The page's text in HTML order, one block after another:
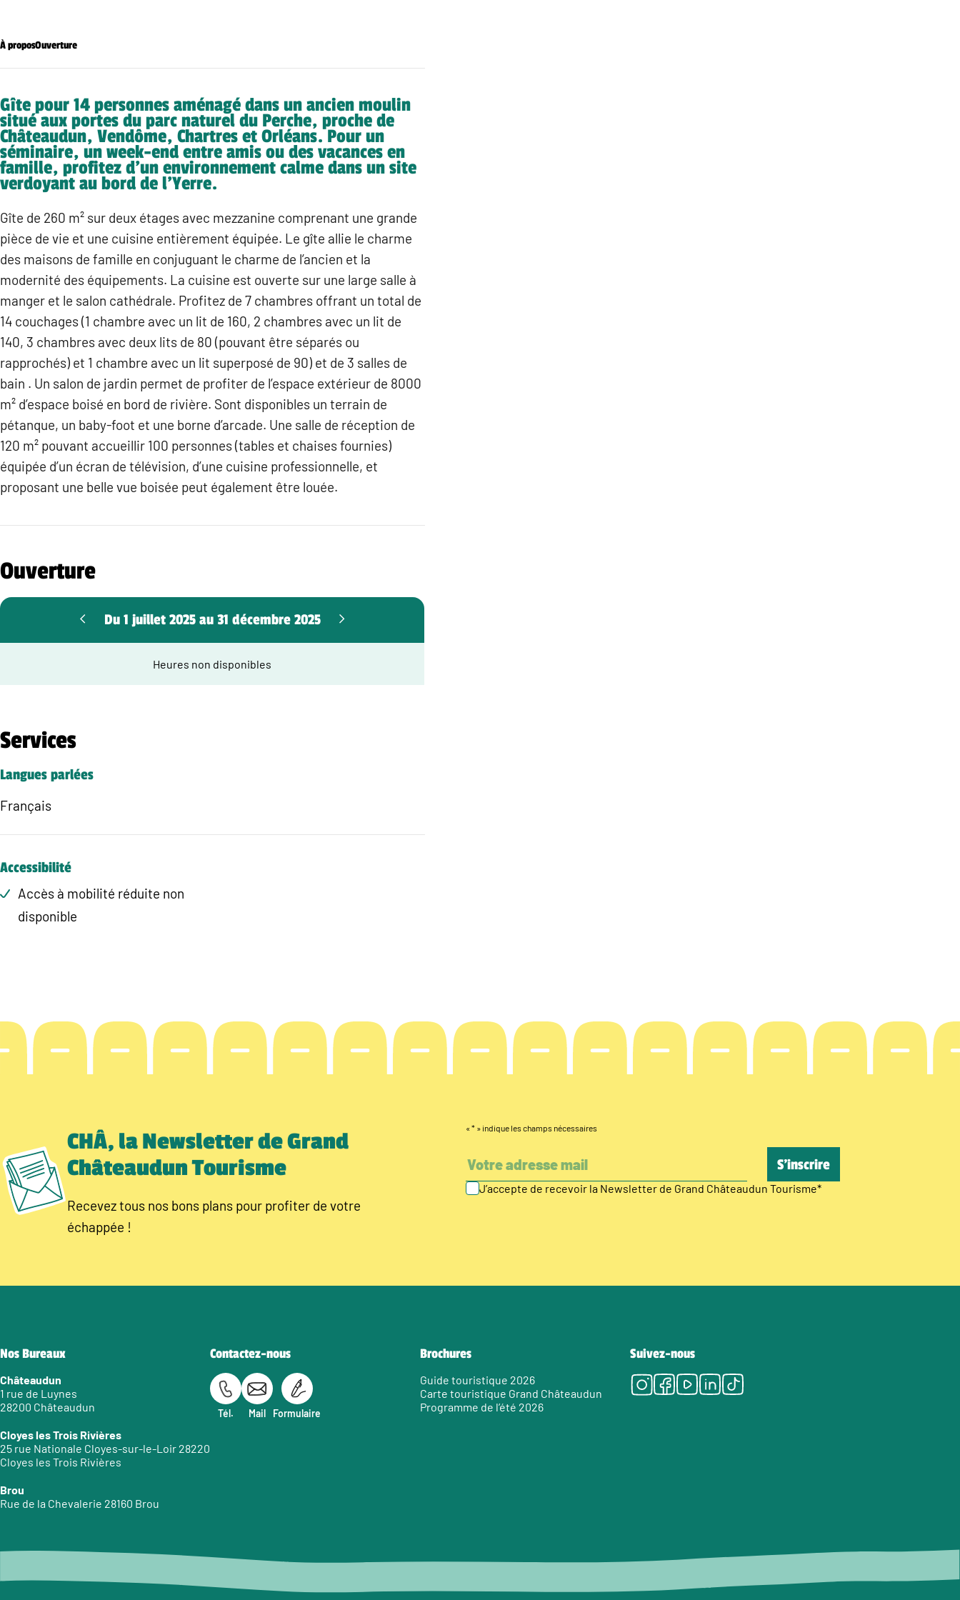
À proposOuverture
Gîte pour 14 personnes aménagé dans un ancien moulin
situé aux portes du parc naturel du Perche, proche de
Châteaudun, Vendôme, Chartres et Orléans. Pour un
séminaire, un week-end entre amis ou des vacances en
famille, profitez d’un environnement calme dans un site
verdoyant au bord de l’Yerre.
Gîte de 260 m² sur deux étages avec mezzanine comprenant une grande
pièce de vie et une cuisine entièrement équipée. Le gîte allie le charme
des maisons de famille en conjuguant le charme de l’ancien et la
modernité des équipements. La cuisine est ouverte sur une large salle à
manger et le salon cathédrale. Profitez de 7 chambres offrant un total de
14 couchages (1 chambre avec un lit de 160, 2 chambres avec un lit de
140, 3 chambres avec deux lits de 80 (pouvant être séparés ou
rapprochés) et 1 chambre avec un lit superposé de 90) et de 3 salles de
bain . Un salon de jardin permet de profiter de l’espace extérieur de 8000
m² d’espace boisé en bord de rivière. Sont disponibles un terrain de
pétanque, un baby-foot et une borne d’arcade. Une salle de réception de
120 m² pouvant accueillir 100 personnes (tables et chaises fournies)
équipée d’un écran de télévision, d’une cuisine professionnelle, et
proposant une belle vue boisée peut également être louée.
Ouverture
Du 1 juillet 2025 au 31 décembre 2025
Heures non disponibles
Services
Langues parlées
Français
Accessibilité
Accès à mobilité réduite non
disponible
CHÂ, la Newsletter de Grand
Châteaudun Tourisme
Recevez tous nos bons plans pour profiter de votre
échappée !
« * » indique les champs nécessaires
J’accepte de recevoir la Newsletter de Grand Châteaudun Tourisme*
Nos Bureaux
Châteaudun
1 rue de Luynes
28200 Châteaudun
Cloyes les Trois Rivières
25 rue Nationale Cloyes-sur-le-Loir 28220
Cloyes les Trois Rivières
Brou
Rue de la Chevalerie 28160 Brou
Contactez-nous
Tél. Mail Formulaire
Brochures
Guide touristique 2026
Carte touristique Grand Châteaudun
Programme de l’été 2026
Suivez-nous
Instagram
Facebook
Youtube
LinkedIn
Tiktok